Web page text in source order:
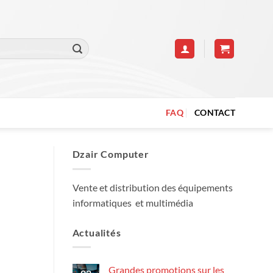
FAQ CONTACT
Dzair Computer
Vente et distribution des équipements
informatiques et multimédia
Actualités
Grandes promotions sur les